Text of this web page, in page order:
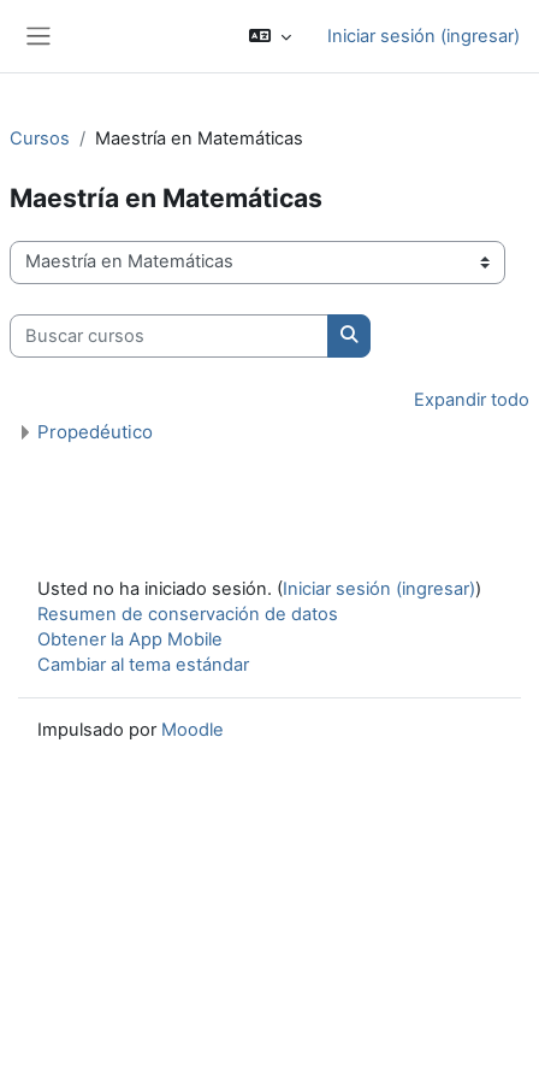
Iniciar sesión (ingresar)
Cursos Maestría en Matemáticas
Maestría en Matemáticas
Categorías
Buscar cursos
Buscar cursos
Expandir todo
Propedéutico
Usted no ha iniciado sesión. (Iniciar sesión (ingresar))
Resumen de conservación de datos
Obtener la App Mobile
Cambiar al tema estándar
Impulsado por Moodle